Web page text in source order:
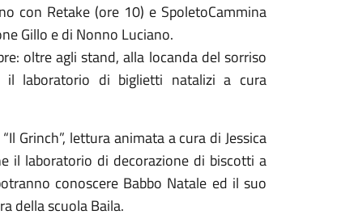
con Retake (ore 10) e SpoletoCammina
Gillo e di Nonno Luciano.
oltre agli stand, alla locanda del sorriso
il laboratorio di biglietti natalizi a cura
Grinch”, lettura animata a cura di Jessica
il laboratorio di decorazione di biscotti a
conoscere Babbo Natale ed il suo
della scuola Baila.